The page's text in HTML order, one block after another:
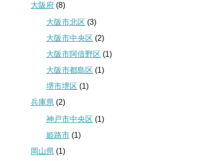
大阪府 (8)
大阪市北区 (3)
大阪市中央区 (2)
大阪市阿倍野区 (1)
大阪市都島区 (1)
堺市堺区 (1)
兵庫県 (2)
神戸市中央区 (1)
姫路市 (1)
岡山県 (1)